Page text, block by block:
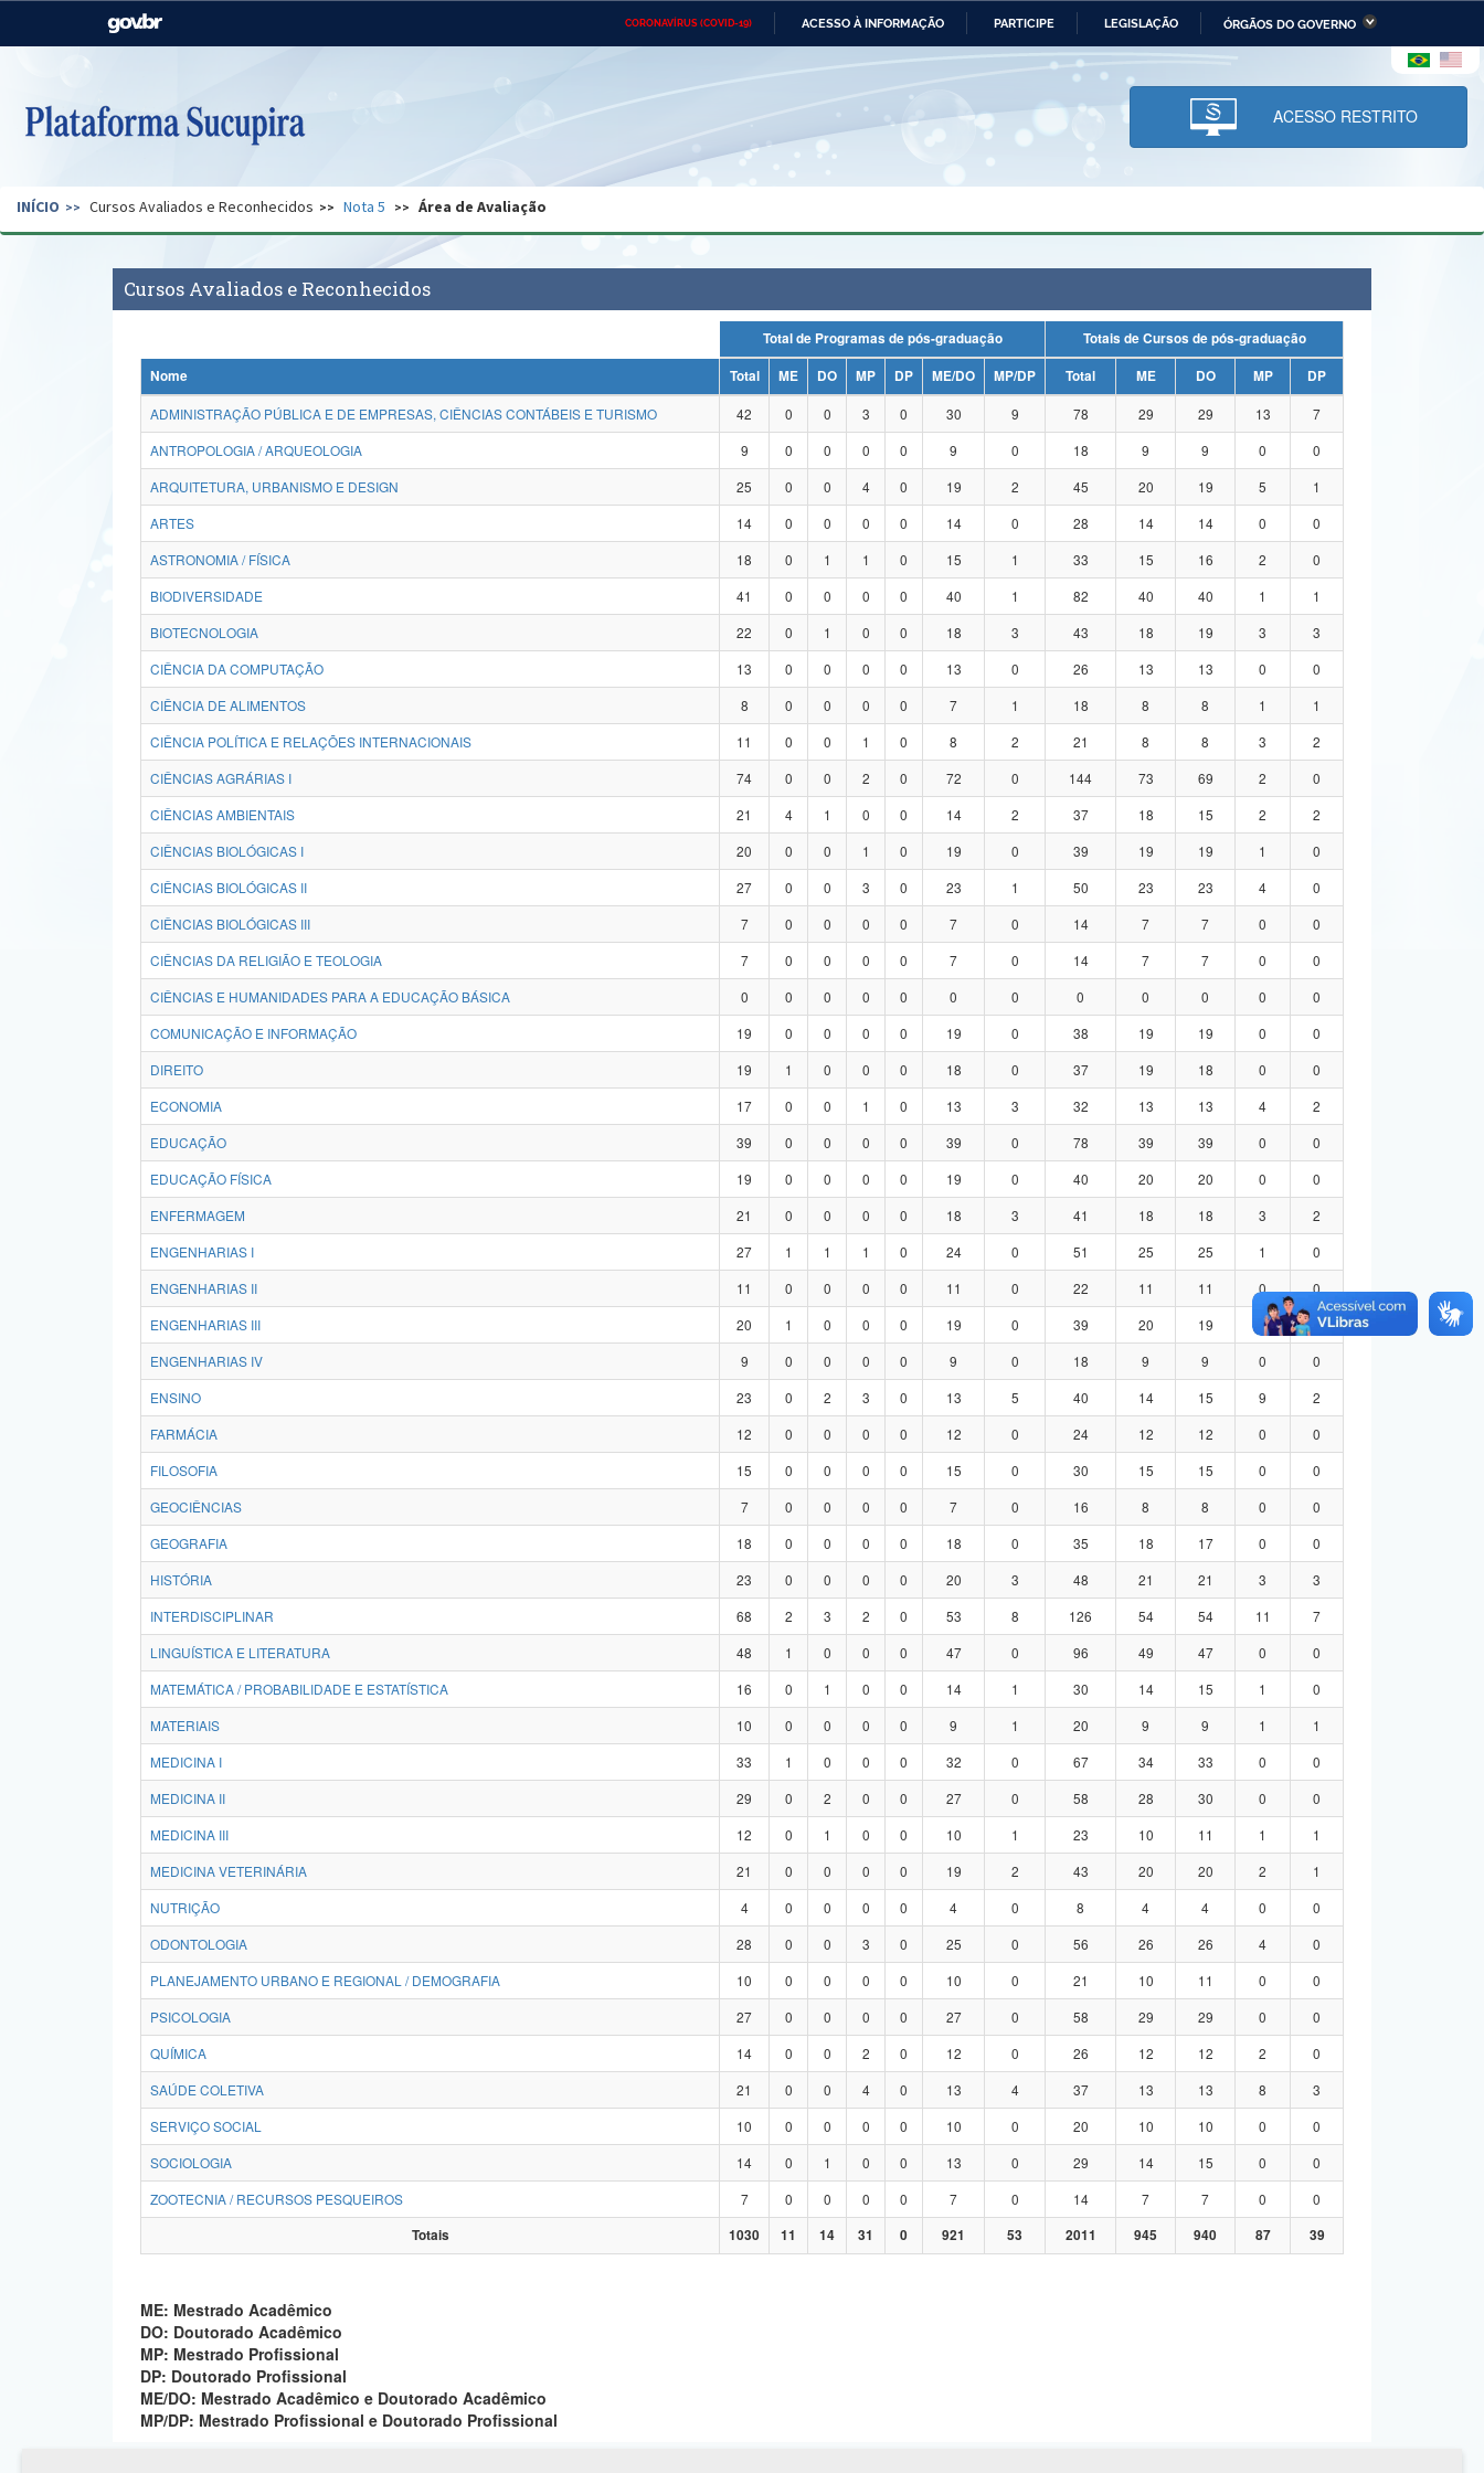
CORONAVÍRUS (COVID-19) ACESSO À INFORMAÇÃO PARTICIPE LEGISLAÇÃO ÓRGÃOS DO GOVERNO
Casa Civil Ministério das Relações Ministério da Economia Ministério da Infraestrutura
Pecuária e Abastecimento
Ministério da Ciência,
Tecnologia, Inovações e
Comunicações
Ministério do Desenvolvimento
Regional e dos Direitos Humanos
Secretaria de Governo Gabinete de Segurança Advocacia-Geral da União Banco Central do Brasil Planalto
ACESSO RESTRITO
INÍCIO Cursos Avaliados e Reconhecidos Nota 5 Área de Avaliação
Cursos Avaliados e Reconhecidos
Total de Programas de pós-graduação
Totais de Cursos de pós-graduação
Nome
Total ME DO MP DP ME/DO MP/DP Total ME DO MP
DP
ADMINISTRAÇÃO PÚBLICA E DE EMPRESAS, CIÊNCIAS CONTÁBEIS E TURISMO
42 0 0 3 0 30 9 78 29 29 13
7
ANTROPOLOGIA / ARQUEOLOGIA
9 0 0 0 0 9 0 18 9 9 0
0
ARQUITETURA, URBANISMO E DESIGN
25 0 0 4 0 19 2 45 20 19 5
1
ARTES
14 0 0 0 0 14 0 28 14 14 0
0
ASTRONOMIA / FÍSICA
18 0 1 1 0 15 1 33 15 16 2
0
BIODIVERSIDADE
41 0 0 0 0 40 1 82 40 40 1
1
BIOTECNOLOGIA
22 0 1 0 0 18 3 43 18 19 3
3
CIÊNCIA DA COMPUTAÇÃO
13 0 0 0 0 13 0 26 13 13 0
0
CIÊNCIA DE ALIMENTOS
8 0 0 0 0 7 1 18 8 8 1
1
CIÊNCIA POLÍTICA E RELAÇÕES INTERNACIONAIS
11 0 0 1 0 8 2 21 8 8 3
2
CIÊNCIAS AGRÁRIAS I
74 0 0 2 0 72 0 144 73 69 2
0
CIÊNCIAS AMBIENTAIS
21 4 1 0 0 14 2 37 18 15 2
2
CIÊNCIAS BIOLÓGICAS I
20 0 0 1 0 19 0 39 19 19 1
0
CIÊNCIAS BIOLÓGICAS II
27 0 0 3 0 23 1 50 23 23 4
0
CIÊNCIAS BIOLÓGICAS III
7 0 0 0 0 7 0 14 7 7 0
0
CIÊNCIAS DA RELIGIÃO E TEOLOGIA
7 0 0 0 0 7 0 14 7 7 0
0
CIÊNCIAS E HUMANIDADES PARA A EDUCAÇÃO BÁSICA
0 0 0 0 0 0 0 0 0 0 0
0
COMUNICAÇÃO E INFORMAÇÃO
19 0 0 0 0 19 0 38 19 19 0
0
DIREITO
19 1 0 0 0 18 0 37 19 18 0
0
ECONOMIA
17 0 0 1 0 13 3 32 13 13 4
2
EDUCAÇÃO
39 0 0 0 0 39 0 78 39 39 0
0
EDUCAÇÃO FÍSICA
19 0 0 0 0 19 0 40 20 20 0
0
ENFERMAGEM
21 0 0 0 0 18 3 41 18 18 3
2
ENGENHARIAS I
27 1 1 1 0 24 0 51 25 25 1
0
ENGENHARIAS II
11 0 0 0 0 11 0 22 11 11 0
0
ENGENHARIAS III
20 1 0 0 0 19 0 39 20 19 0
0
ENGENHARIAS IV
9 0 0 0 0 9 0 18 9 9 0
0
ENSINO
23 0 2 3 0 13 5 40 14 15 9
2
FARMÁCIA
12 0 0 0 0 12 0 24 12 12 0
0
FILOSOFIA
15 0 0 0 0 15 0 30 15 15 0
0
GEOCIÊNCIAS
7 0 0 0 0 7 0 16 8 8 0
0
GEOGRAFIA
18 0 0 0 0 18 0 35 18 17 0
0
HISTÓRIA
23 0 0 0 0 20 3 48 21 21 3
3
INTERDISCIPLINAR
68 2 3 2 0 53 8 126 54 54 11
7
LINGUÍSTICA E LITERATURA
48 1 0 0 0 47 0 96 49 47 0
0
MATEMÁTICA / PROBABILIDADE E ESTATÍSTICA
16 0 1 0 0 14 1 30 14 15 1
0
MATERIAIS
10 0 0 0 0 9 1 20 9 9 1
1
MEDICINA I
33 1 0 0 0 32 0 67 34 33 0
0
MEDICINA II
29 0 2 0 0 27 0 58 28 30 0
0
MEDICINA III
12 0 1 0 0 10 1 23 10 11 1
1
MEDICINA VETERINÁRIA
21 0 0 0 0 19 2 43 20 20 2
1
NUTRIÇÃO
4 0 0 0 0 4 0 8 4 4 0
0
ODONTOLOGIA
28 0 0 3 0 25 0 56 26 26 4
0
PLANEJAMENTO URBANO E REGIONAL / DEMOGRAFIA
10 0 0 0 0 10 0 21 10 11 0
0
PSICOLOGIA
27 0 0 0 0 27 0 58 29 29 0
0
QUÍMICA
14 0 0 2 0 12 0 26 12 12 2
0
SAÚDE COLETIVA
21 0 0 4 0 13 4 37 13 13 8
3
SERVIÇO SOCIAL
10 0 0 0 0 10 0 20 10 10 0
0
SOCIOLOGIA
14 0 1 0 0 13 0 29 14 15 0
0
ZOOTECNIA / RECURSOS PESQUEIROS
7 0 0 0 0 7 0 14 7 7 0
0
Totais
1030 11 14 31 0 921 53 2011 945 940 87 39
ME: Mestrado Acadêmico
DO: Doutorado Acadêmico
MP: Mestrado Profissional
DP: Doutorado Profissional
ME/DO: Mestrado Acadêmico e Doutorado Acadêmico
MP/DP: Mestrado Profissional e Doutorado Profissional